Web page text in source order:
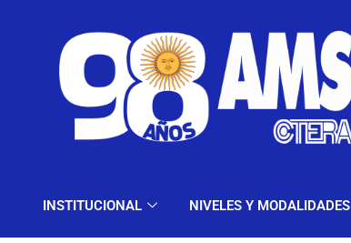
INSTITUCIONAL NIVELES Y MODALIDADES
INSTITUCIONAL